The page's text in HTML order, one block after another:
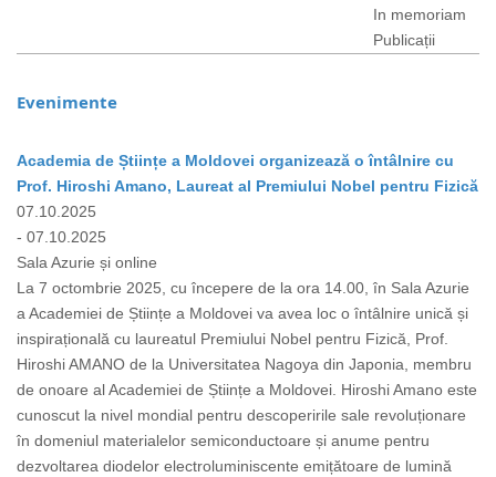
In memoriam
Publicații
Evenimente
Academia de Științe a Moldovei organizează o întâlnire cu
Prof. Hiroshi Amano, Laureat al Premiului Nobel pentru Fizică
07.10.2025
- 07.10.2025
Sala Azurie și online
La 7 octombrie 2025, cu începere de la ora 14.00, în Sala Azurie
a Academiei de Științe a Moldovei va avea loc o întâlnire unică și
inspirațională cu laureatul Premiului Nobel pentru Fizică, Prof.
Hiroshi AMANO de la Universitatea Nagoya din Japonia, membru
de onoare al Academiei de Științe a Moldovei. Hiroshi Amano este
cunoscut la nivel mondial pentru descoperirile sale revoluționare
în domeniul materialelor semiconductoare și anume pentru
dezvoltarea diodelor electroluminiscente emițătoare de lumină